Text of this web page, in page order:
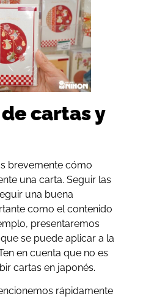
cartas y
brevemente cómo
una carta. Seguir las
una buena
como el contenido
presentaremos
se puede aplicar a la
en cuenta que no es
cartas en japonés.
rápidamente